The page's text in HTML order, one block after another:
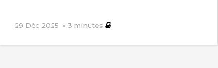
29 Déc 2025 3 minutes